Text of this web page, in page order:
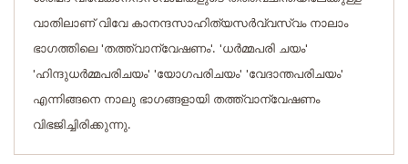
വാതിലാണ് വിവേ കാനന്ദസാഹിത്യസർവ്വസ്വം നാലാം
ഭാഗത്തിലെ 'തത്ത്വാന്വേഷണം'. 'ധർമ്മപരി ചയം'
'ഹിന്ദുധർമ്മപരിചയം' 'യോഗപരിചയം' 'വേദാന്തപരിചയം'
എന്നിങ്ങനെ നാലു ഭാഗങ്ങളായി തത്ത്വാന്വേഷണം
വിഭജിച്ചിരിക്കുന്നു.